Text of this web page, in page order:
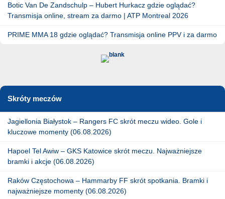
Botic Van De Zandschulp – Hubert Hurkacz gdzie oglądać?
Transmisja online, stream za darmo | ATP Montreal 2026
PRIME MMA 18 gdzie oglądać? Transmisja online PPV i za darmo
Skróty meczów
Jagiellonia Białystok – Rangers FC skrót meczu wideo. Gole i
kluczowe momenty (06.08.2026)
Hapoel Tel Awiw – GKS Katowice skrót meczu. Najważniejsze
bramki i akcje (06.08.2026)
Raków Częstochowa – Hammarby FF skrót spotkania. Bramki i
najważniejsze momenty (06.08.2026)